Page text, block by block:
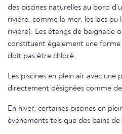
des piscines naturelles au bord
rivière. comme la mer, les lacs ou
rivière). Les étangs de baignade
constituent également une
doit pas être chloré.
Les piscines en plein air avec une
directement désignées comme
En hiver, certaines piscines en
événements tels que des bains